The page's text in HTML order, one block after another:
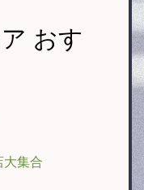
おす
大集合